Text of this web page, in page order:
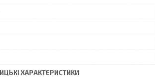
ХАРАКТЕРИСТИКИ